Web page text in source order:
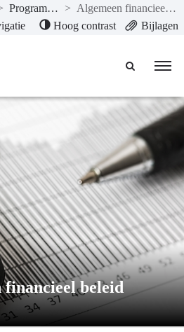
Programma’s >
Algemeen financieel beleid
Hoog contrast Bijlagen
financieel beleid